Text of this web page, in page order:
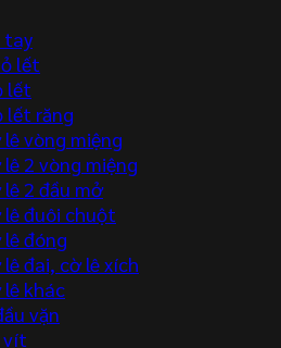
tay
lết
lết
lết răng
lê vòng miệng
lê 2 vòng miệng
lê 2 đầu mở
lê đuôi chuột
lê đóng
lê đai, cờ lê xích
lê khác
vặn
vít